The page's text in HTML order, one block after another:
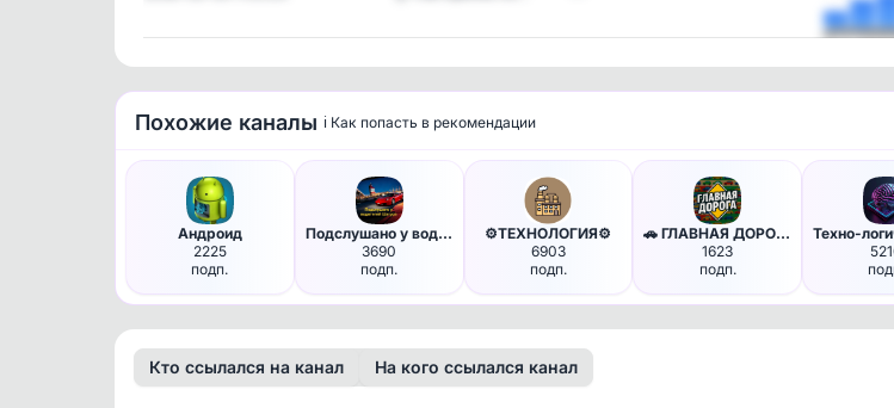
Похожие каналы ℹ️ Как попасть в рекомендации
Андроид
2225
подп.
Подслушано у водителей Шатура.
3690
подп.
⚙️ТЕХНОЛОГИЯ⚙️
6903
подп.
🚗 ГЛАВНАЯ ДОРОГА - авто дтп д…
1623
подп.
Кто ссылался на канал На кого ссылался канал